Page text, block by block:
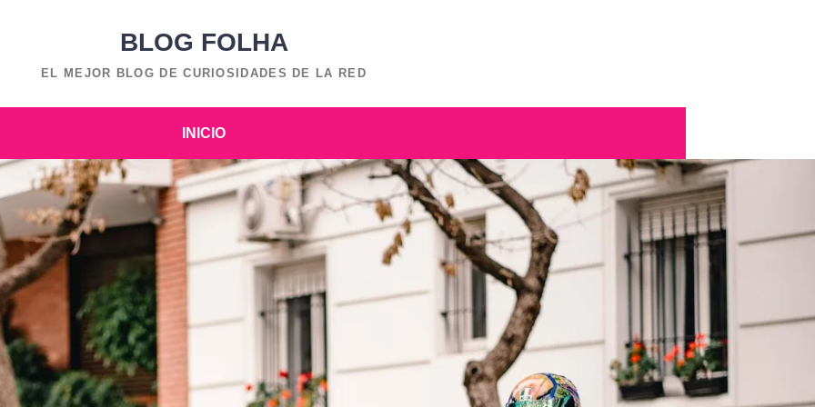
BLOG FOLHA
EL MEJOR BLOG DE CURIOSIDADES DE LA RED
INICIO